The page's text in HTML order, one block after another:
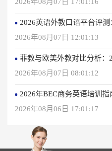
2026英语外教口语平台评测：阿
2026年08月07日 12:01:13
菲教与欧美外教对比分析：
2026年08月07日 08:01:12
2026年BEC商务英语培训
2026年08月06日 17:01:17